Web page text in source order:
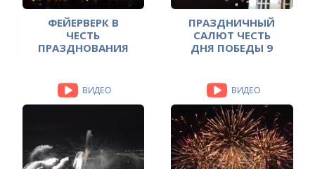
ФЕЙЕРВЕРК В
ЧЕСТЬ
ПРАЗДНОВАНИЯ
ГОДА
ПРАЗДНИЧНЫЙ
САЛЮТ ЧЕСТЬ
ДНЯ ПОБЕДЫ 9
ВИДЕО ВИДЕО